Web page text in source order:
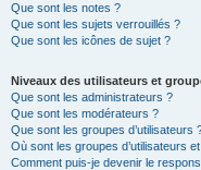
Que sont les notes ?
Que sont les sujets verrouillés ?
Que sont les icônes de sujet ?
Niveaux des utilisateurs et
Que sont les administrateurs ?
Que sont les modérateurs ?
Que sont les groupes d’utilisateurs
Où sont les groupes d’utilisateurs
Comment puis-je devenir le